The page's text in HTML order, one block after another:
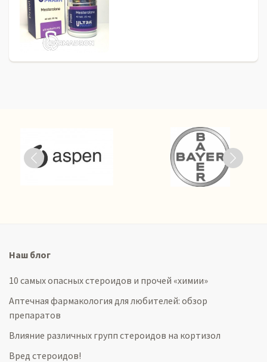
Наш блог
10 самых опасных стероидов и прочей «химии»
Аптечная фармакология для любителей: обзор
препаратов
Влияние различных групп стероидов на кортизол
Вред стероидов!